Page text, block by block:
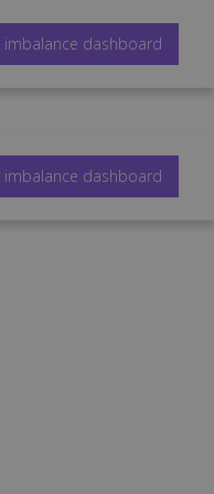
imbalance dashboard
imbalance dashboard